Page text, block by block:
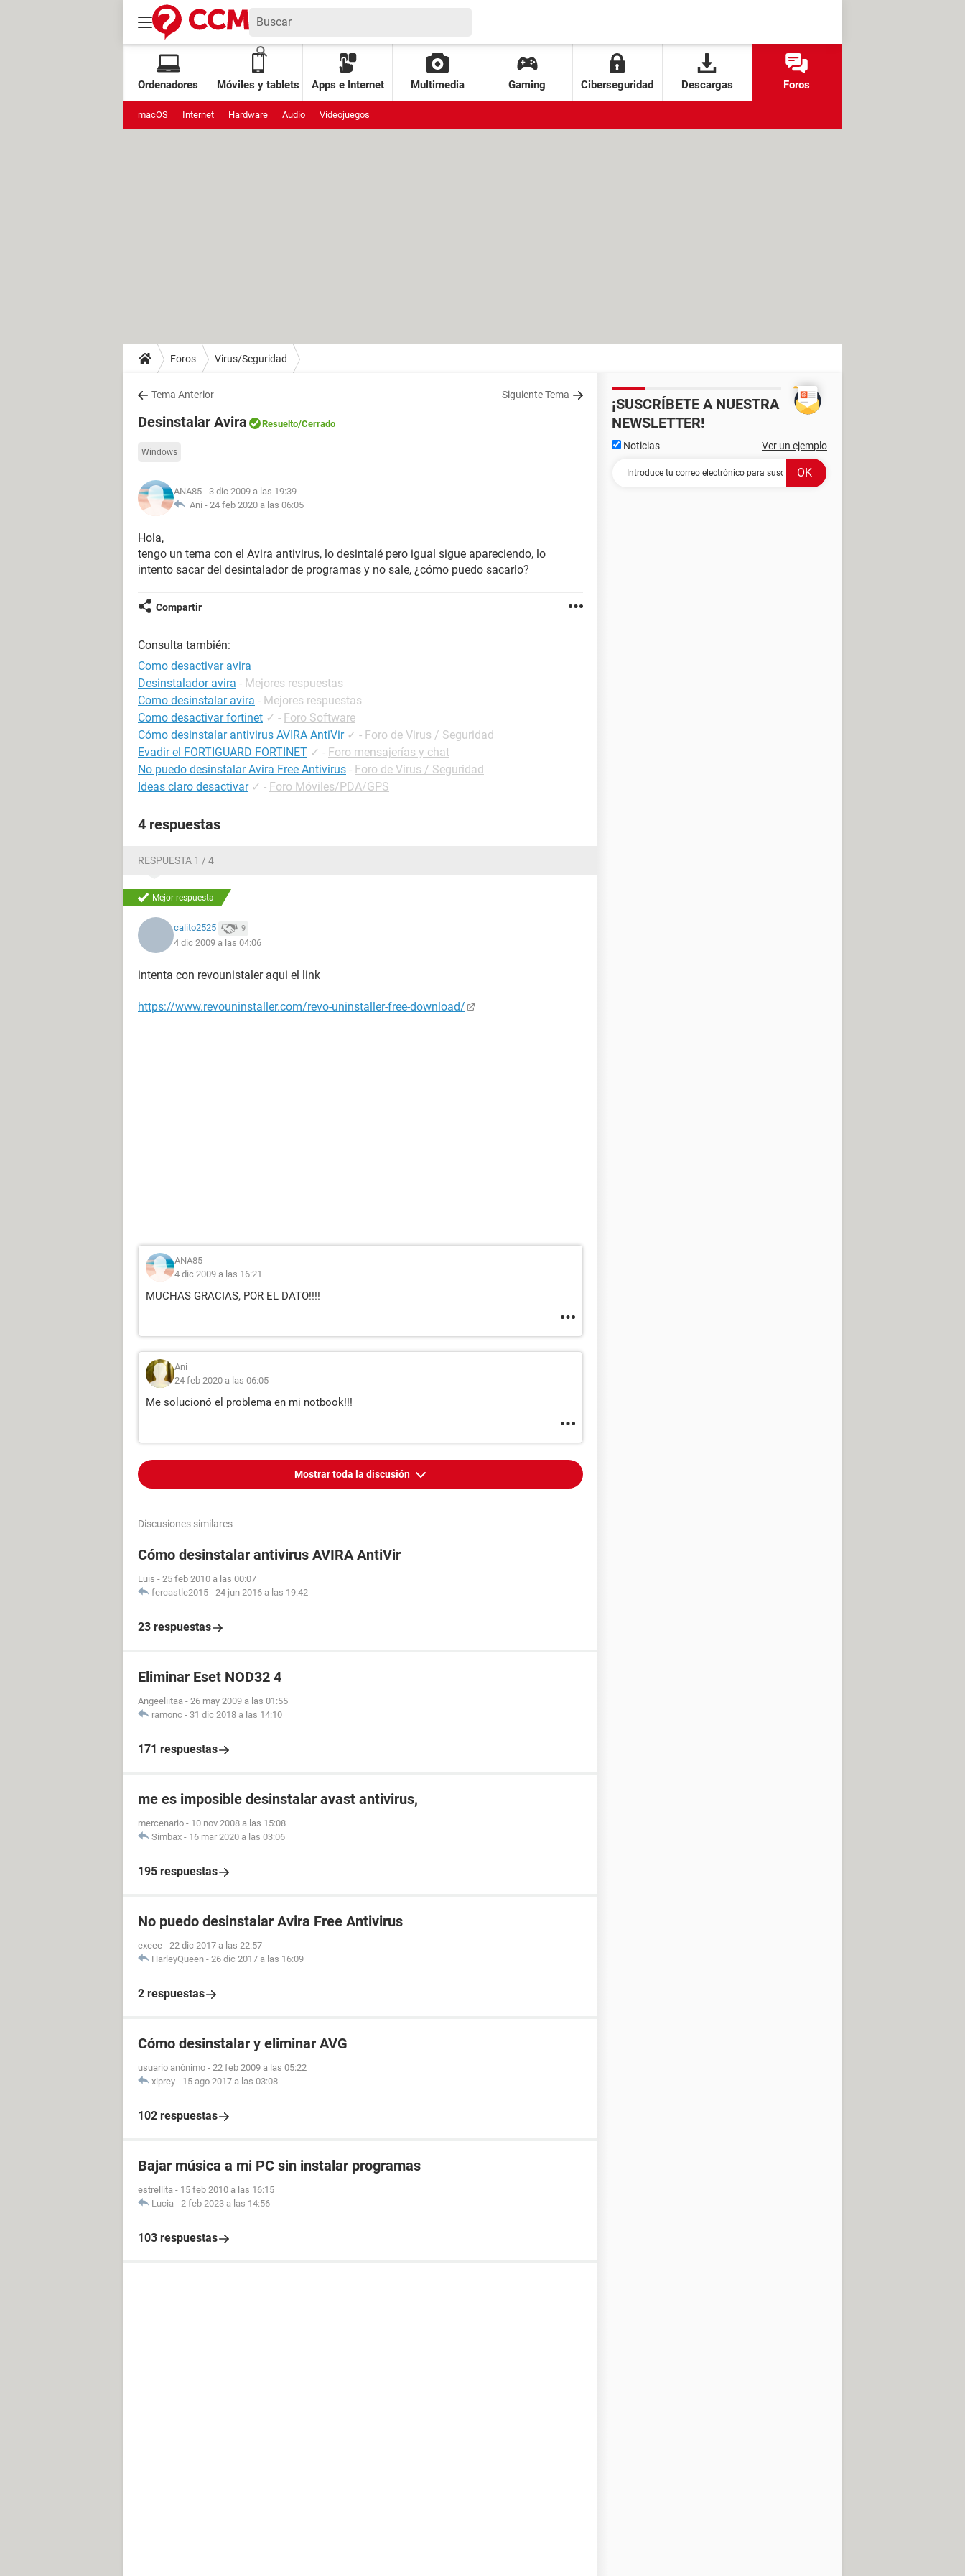
Ordenadores Móviles y tablets Apps e Internet Multimedia Gaming Ciberseguridad Descargas Foros
macOS Internet Hardware Audio Videojuegos
Foros Virus/Seguridad
Tema Anterior Siguiente Tema
Desinstalar Avira Resuelto/Cerrado
Windows
ANA85 - 3 dic 2009 a las 19:39
Ani - 24 feb 2020 a las 06:05
Hola,
tengo un tema con el Avira antivirus, lo desintalé pero igual sigue apareciendo, lo
intento sacar del desintalador de programas y no sale, ¿cómo puedo sacarlo?
Compartir
Consulta también:
Como desactivar avira
Desinstalador avira - Mejores respuestas
Como desinstalar avira - Mejores respuestas
Como desactivar fortinet ✓ - Foro Software
Cómo desinstalar antivirus AVIRA AntiVir ✓ - Foro de Virus / Seguridad
Evadir el FORTIGUARD FORTINET ✓ - Foro mensajerías y chat
No puedo desinstalar Avira Free Antivirus - Foro de Virus / Seguridad
Ideas claro desactivar ✓ - Foro Móviles/PDA/GPS
4 respuestas
RESPUESTA 1 / 4
Mejor respuesta
calito2525 9
4 dic 2009 a las 04:06
intenta con revounistaler aqui el link
https://www.revouninstaller.com/revo-uninstaller-free-download/
ANA85
4 dic 2009 a las 16:21
MUCHAS GRACIAS, POR EL DATO!!!!
Ani
24 feb 2020 a las 06:05
Me solucionó el problema en mi notbook!!!
Mostrar toda la discusión
Discusiones similares
Cómo desinstalar antivirus AVIRA AntiVir
Luis - 25 feb 2010 a las 00:07
fercastle2015 - 24 jun 2016 a las 19:42
23 respuestas
Eliminar Eset NOD32 4
Angeeliitaa - 26 may 2009 a las 01:55
ramonc - 31 dic 2018 a las 14:10
171 respuestas
me es imposible desinstalar avast antivirus,
mercenario - 10 nov 2008 a las 15:08
Simbax - 16 mar 2020 a las 03:06
195 respuestas
No puedo desinstalar Avira Free Antivirus
exeee - 22 dic 2017 a las 22:57
HarleyQueen - 26 dic 2017 a las 16:09
2 respuestas
Cómo desinstalar y eliminar AVG
usuario anónimo - 22 feb 2009 a las 05:22
xiprey - 15 ago 2017 a las 03:08
102 respuestas
Bajar música a mi PC sin instalar programas
estrellita - 15 feb 2010 a las 16:15
Lucia - 2 feb 2023 a las 14:56
103 respuestas
¡SUSCRÍBETE A NUESTRA
NEWSLETTER!
Noticias Ver un ejemplo